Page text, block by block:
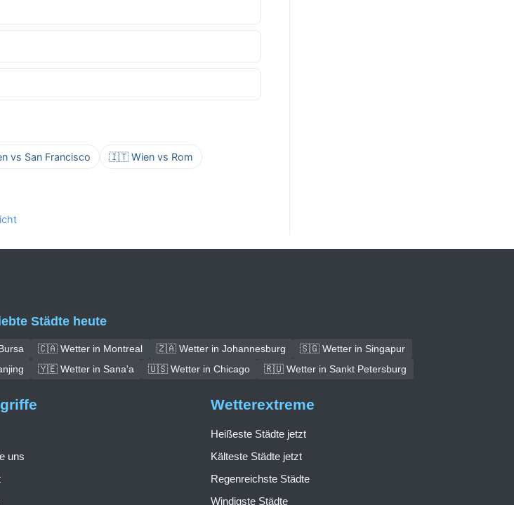
vs San Francisco 🇮🇹 Wien vs Rom
Städte heute
🇨🇦 Wetter in Montreal 🇿🇦 Wetter in Johannesburg
🇸🇬 Wetter in Singapur
🇾🇪 Wetter in Sana'a 🇺🇸 Wetter in Chicago 🇷🇺 Wetter in Sankt Petersburg
uns
Wetterextreme
Heißeste Städte jetzt
Kälteste Städte jetzt
Regenreichste Städte
Windigste Städte